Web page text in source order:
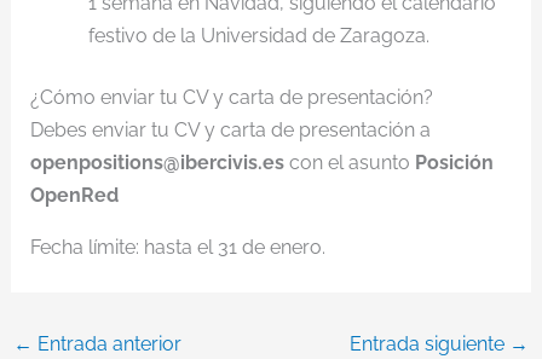
festivo de la Universidad de Zaragoza.
¿Cómo enviar tu CV y carta de presentación?
Debes enviar tu CV y carta de presentación a
openpositions@ibercivis.escon el asunto Posición
OpenRed
Fecha límite: hasta el 31 de enero.
← Entrada anterior Entrada siguiente →